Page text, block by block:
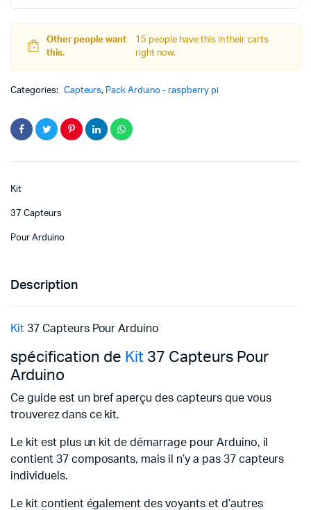
quantity
Other people want
this.
15 people have this in their carts
right now.
Categories: Capteurs, Pack Arduino - raspberry pi
Kit
37 Capteurs
Pour Arduino
Description
Kit37 Capteurs Pour Arduino
spécification de Kit 37 Capteurs Pour
Arduino
Ce guide est un bref aperçu des capteurs que vous
trouverez dans ce kit.
Le kit est plus un kit de démarrage pour Arduino, il
contient 37 composants, mais il n’y a pas 37 capteurs
individuels.
Le kit contient également des voyants et d’autres